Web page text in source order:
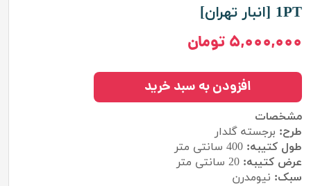
1PT [انبار تهران]
۵,۰۰۰,۰۰۰ تومان
مشخصات
طرح: برجسته گلدار
طول کتیبه:
سانتی متر
عرض کتیبه: 20 سانتی متر
سبک: نیومدرن
افزودن به سبد خرید